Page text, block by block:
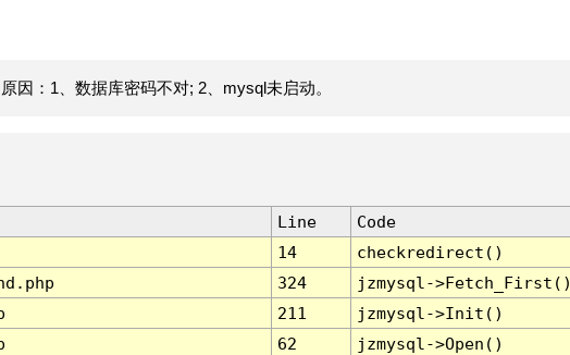
因：1、数据库密码不对; 2、mysql未启动。
Line
Code
14
checkredirect()
324
jzmysql-
211
jzmysql->Init()
62
jzmysql->Open()